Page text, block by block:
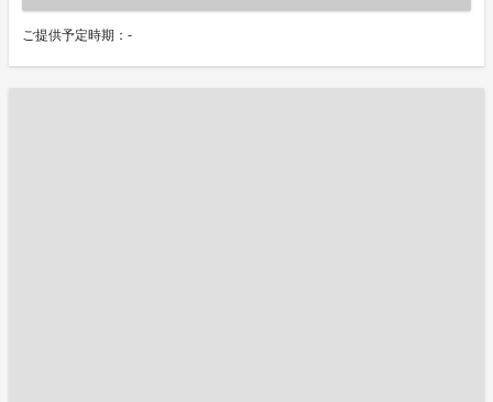
ご提供予定時期：-